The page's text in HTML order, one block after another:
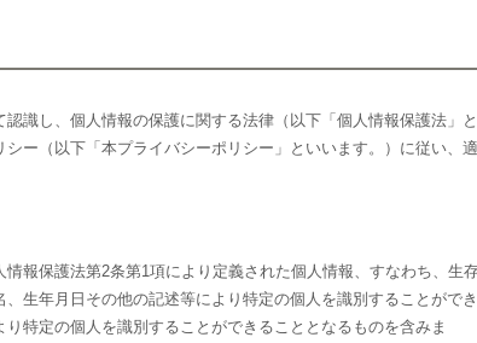
識し、個人情報の保護に関する法律（以下「個人情報保護法」
ー（以下「本プライバシーポリシー」といいます。）に従い、
報保護法第2条第1項により定義された個人情報、すなわち、生
生年月日その他の記述等により特定の個人を識別することがで
特定の個人を識別することができることとなるものを含みま